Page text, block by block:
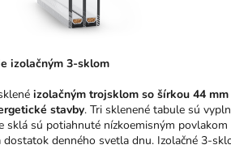
izolačným 3-sklom
izolačným trojsklom so šírkou 44 mm
stavby. Tri sklenené tabule sú
sklá sú potiahnuté nízkoemisným
dostatok denného svetla dnu. Izolačné 3-